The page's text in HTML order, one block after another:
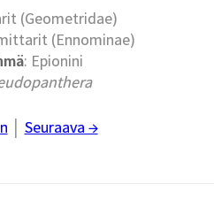
(Geometridae)
(Ennominae)
: Epionini
Seuraava →